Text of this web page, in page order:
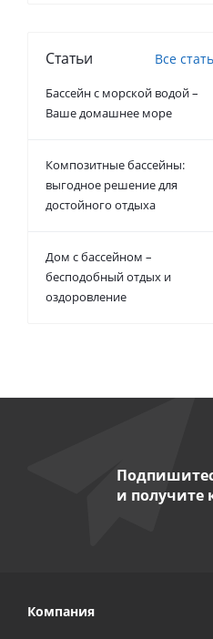
Статьи Все
Бассейн с морской водой –
Ваше домашнее море
Композитные бассейны:
выгодное решение для
достойного отдыха
Дом с бассейном –
бесподобный отдых и
оздоровление
и получите
Компания